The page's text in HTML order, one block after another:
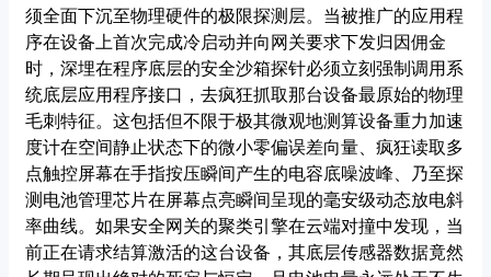
须全面下沉至物理硬件的极限探测层。当被推广的应用程
序在设备上首次完成冷启动并向网关要求下发归因佣金
时，深埋在程序底层的安全沙箱探针必须立刻强制调用系
统底层应用程序接口，去疯狂抓取那台设备最原始的物理
毛刺特征。这包括但不限于极其微观地测算设备重力加速
度计在空间静止状态下的微小零偏误差向量、疯狂读取多
点触控屏幕在手指按压瞬间产生的电容底噪波峰、乃至探
测电池管理芯片在屏幕点亮瞬间呈现的毫安级动态放电斜
率曲线。如果安全网关的聚类引擎在云端对撞中发现，当
前正在请求结算激活的这台设备，其底层传感器数据竟然